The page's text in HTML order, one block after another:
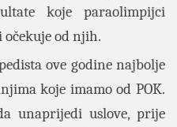
koje paraolimpijci
od njih.
ove godine najbolje
koje imamo od POK.
unaprijedi uslove, prije